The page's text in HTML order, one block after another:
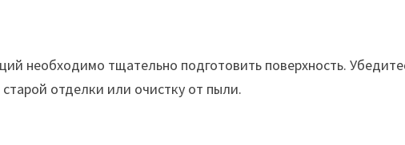
необходимо тщательно подготовить поверхность.
отделки или очистку от пыли.